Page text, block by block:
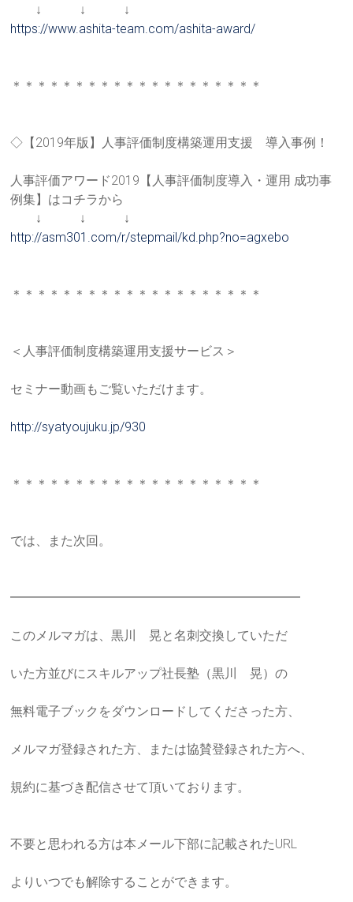
↓ ↓ ↓
https://www.ashita-team.com/ashita-award/
＊＊＊＊＊＊＊＊＊＊＊＊＊＊＊＊＊＊＊＊
◇【2019年版】人事評価制度構築運用支援 導入事例！
人事評価アワード2019【人事評価制度導入・運用 成功事
例集】はコチラから
↓ ↓ ↓
http://asm301.com/r/stepmail/kd.php?no=agxebo
＊＊＊＊＊＊＊＊＊＊＊＊＊＊＊＊＊＊＊＊
＜人事評価制度構築運用支援サービス＞
セミナー動画もご覧いただけます。
http://syatyoujuku.jp/930
＊＊＊＊＊＊＊＊＊＊＊＊＊＊＊＊＊＊＊＊
では、また次回。
━━━━━━━━━━━━━━━━━━━━━━━
このメルマガは、黒川 晃と名刺交換していただ
いた方並びにスキルアップ社長塾（黒川 晃）の
無料電子ブックをダウンロードしてくださった方、
メルマガ登録された方、または協賛登録された方へ、
規約に基づき配信させて頂いております。
不要と思われる方は本メール下部に記載されたURL
よりいつでも解除することができます。